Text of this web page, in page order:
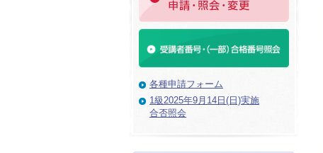
各種申請フォーム
1級2025年9月14日(日)実施
合否照会